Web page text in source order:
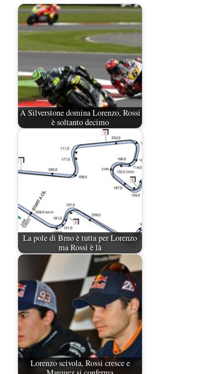
A Silverstone domina Lorenzo, Rossi
è soltanto decimo
La pole di Brno è tutta per Lorenzo
ma Rossi è là
Lorenzo scivola, Rossi cresce e